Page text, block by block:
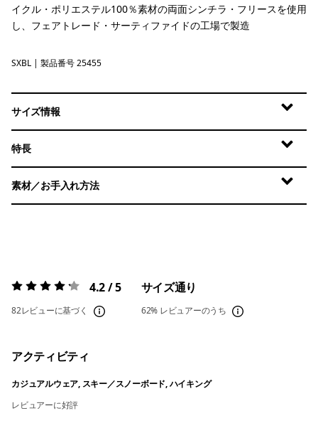
イクル・ポリエステル100％素材の両面シンチラ・フリースを使用
し、フェアトレード・サーティファイドの工場で製造
Saxifrage: Sunken Blue
SXBL | 製品番号 25455
サイズ情報
特長
素材／お手入れ方法
評価:4.2 / 5 4.2 / 5
82レビューに基づく
サイズ通り
62% レビュアーのうち
アクティビティ
カジュアルウェア, スキー／スノーボード, ハイキング
レビュアーに好評